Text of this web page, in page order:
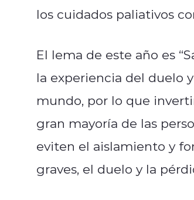
los cuidados paliativos
El lema de este año es
la experiencia del duelo
mundo, por lo que
gran mayoría de las
eviten el aislamiento y
graves, el duelo y la